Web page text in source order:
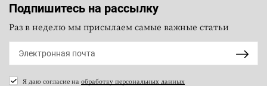
Подпишитесь на рассылку
Раз в неделю мы присылаем самые важные статьи
Я даю согласие на обработку персональных данных